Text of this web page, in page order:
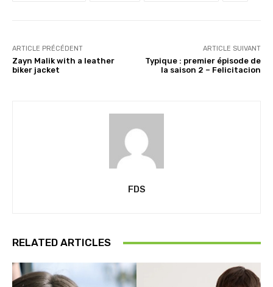
ARTICLE PRÉCÉDENT
Zayn Malik with a leather
biker jacket
ARTICLE SUIVANT
Typique : premier épisode de
la saison 2 – Felicitacion
FDS
RELATED ARTICLES